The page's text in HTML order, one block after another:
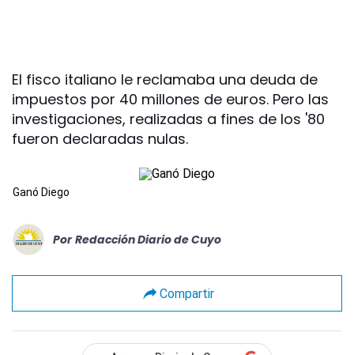
El fisco italiano le reclamaba una deuda de
impuestos por 40 millones de euros. Pero las
investigaciones, realizadas a fines de los '80
fueron declaradas nulas.
Ganó Diego
Por Redacción Diario de Cuyo
Compartir